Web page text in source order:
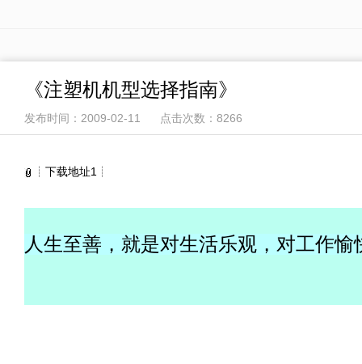
《注塑机机型选择指南》
发布时间：2009-02-11 点击次数：8266
┊ 下载地址1 ┊
人生至善，就是对生活乐观，对工作